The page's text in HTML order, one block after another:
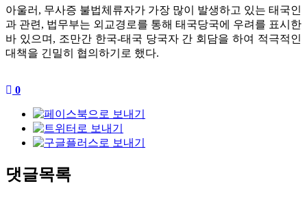
아울러, 무사증 불법체류자가 가장 많이 발생하고 있는 태국인
과 관련, 법무부는 외교경로를 통해 태국당국에 우려를 표시한
바 있으며, 조만간 한국-태국 당국자 간 회담을 하여 적극적인
대책을 긴밀히 협의하기로 했다.
0
댓글목록